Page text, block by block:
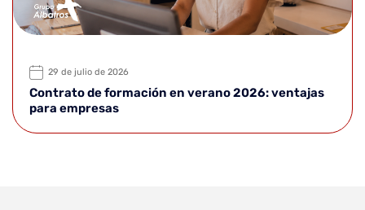
29 de julio de 2026
Contrato de formación en verano 2026: ventajas
para empresas